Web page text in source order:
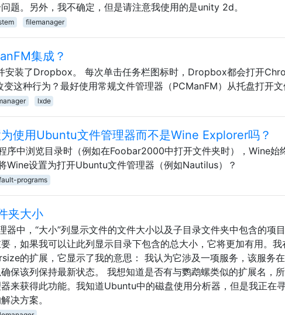
题。另外，我不确定，但是请注意我使用的是unity 2d。
filemanager
集成？
安装了Dropbox。 每次单击任务栏图标时，Dropbox都会打开
这种行为？最好使用常规文件管理器（PCManFM）从托盘打开文
lxde
使用Ubuntu文件管理器而不是Wine Explorer吗？
序中浏览目录时（例如在Foobar2000中打开文件夹时），Wine始
Wine设置为打开Ubuntu文件管理器（例如Nautilus）？
programs
夹大小
中，“大小”列显示文件的文件大小以及子目录文件夹中包含的项目
，如果我可以让此列显示目录下包含的总大小，它将更加有用。我
的扩展，它显示了我的意思： 我认为它涉及一项服务，该服务
保该列保持最新状态。 我想知道是否有与鹦鹉螺类似的扩展名，
来获得此功能。我知道Ubuntu中的磁盘使用分析器，但是我正在
决方案。